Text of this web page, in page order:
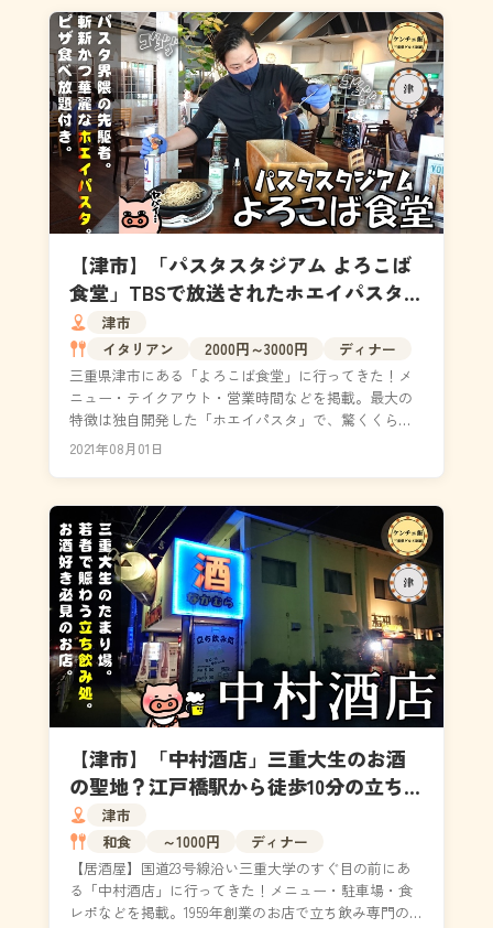
【津市】「パスタスタジアム よろこば
食堂」TBSで放送されたホエイパスタが
大人気！ピザ食べ放題付き！
津市
イタリアン
2000円～3000円
ディナー
三重県津市にある「よろこば食堂」に行ってきた！メ
ニュー・テイクアウト・営業時間などを掲載。最大の
特徴は独自開発した「ホエイパスタ」で、驚くくらい
モチモチとした食感の麺でした。2021年1月にTBSの「...
2021年08月01日
【津市】「中村酒店」三重大生のお酒
の聖地？江戸橋駅から徒歩10分の立ち飲
み処！（メニュー・駐車場）
津市
和食
～1000円
ディナー
【居酒屋】国道23号線沿い三重大学のすぐ目の前にあ
る「中村酒店」に行ってきた！メニュー・駐車場・食
レポなどを掲載。1959年創業のお店で立ち飲み専門のお